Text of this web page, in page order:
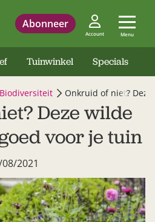
Abonneer
Account Menu
Tuinwinkel Specials
Biodiversiteit Onkruid of niet?
Deze wilde
voor je tuin
2021